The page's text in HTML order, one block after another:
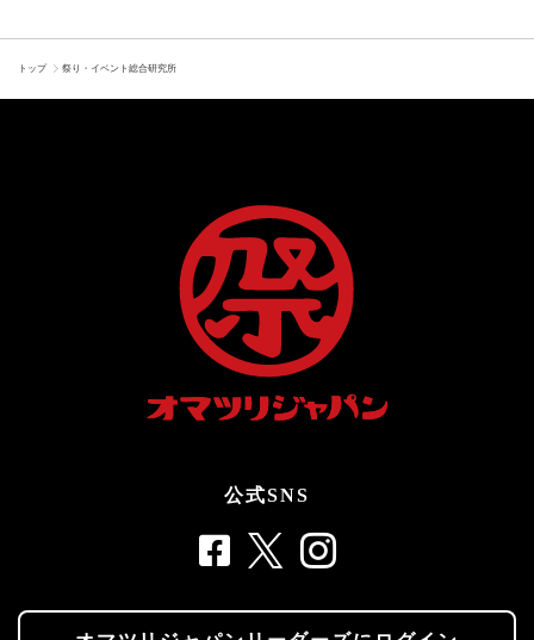
トップ 祭り・イベント総合研究所
公式SNS